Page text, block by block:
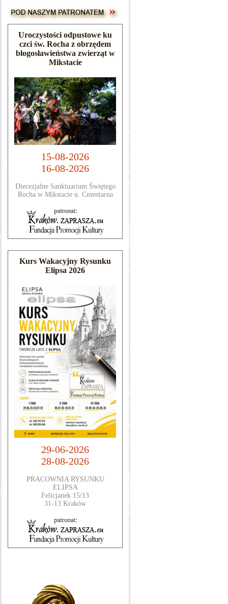
Uroczystości odpustowe ku
czci św. Rocha z obrzędem
błogosławieństwa zwierząt w
Mikstacie
15-08-2026
16-08-2026
Diecezjalne Sanktuarium Świętego
Rocha w Mikstacie u. Cmentarna
Kurs Wakacyjny Rysunku
Elipsa 2026
29-06-2026
28-08-2026
PRACOWNIA RYSUNKU
ELIPSA
Felicjanek 15/13
31-13 Kraków